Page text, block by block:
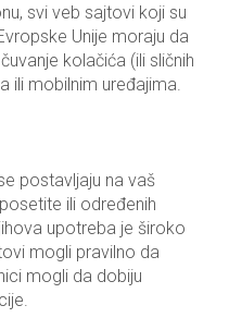
svi veb sajtovi koji su
Unije moraju da
kolačića (ili sličnih
ili mobilnim uređajima.
postavljaju na vaš
ili određenih
upotreba je široko
mogli pravilno da
mogli da dobiju